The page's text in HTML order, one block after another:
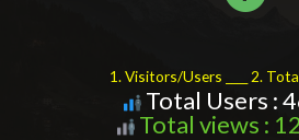
1. Visitors/Users ____ 2.
Total Users :
Total views :